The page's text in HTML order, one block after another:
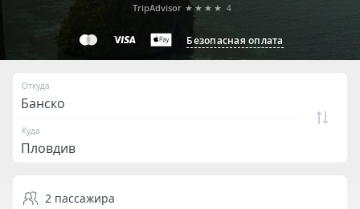
Безопасная оплата
TripAdvisor ★★★★ 4
Откуда
Куда
2 пассажира